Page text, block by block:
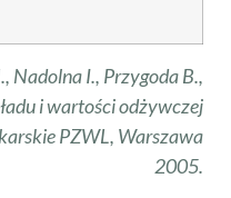
Nadolna I., Przygoda B.,
i wartości odżywczej
PZWL, Warszawa
2005.